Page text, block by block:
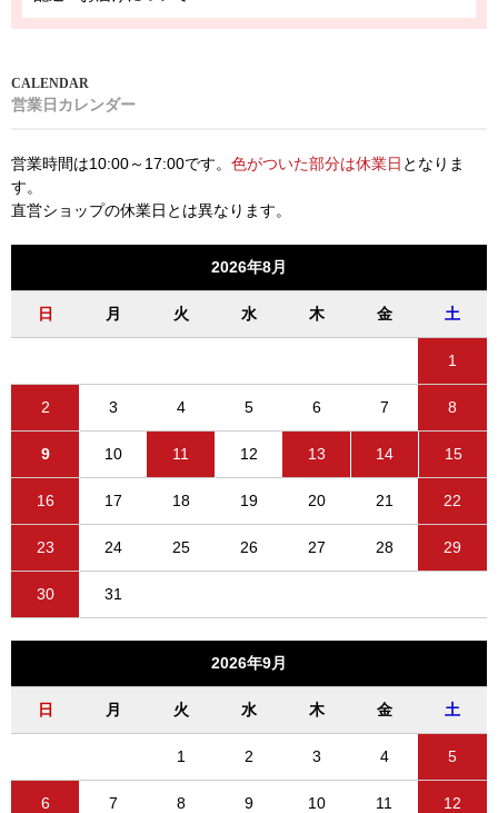
営業日カレンダー
営業時間は10:00～17:00です。 色がついた部分は休業日 となりま
す。
直営ショップの休業日とは異なります。
2026年8月
日 月 火 水 木 金 土
1
2 3 4 5 6 7 8
9 10 11 12 13 14 15
16 17 18 19 20 21 22
23 24 25 26 27 28 29
30 31
2026年9月
日 月 火 水 木 金 土
1 2 3 4 5
6 7 8 9 10 11 12